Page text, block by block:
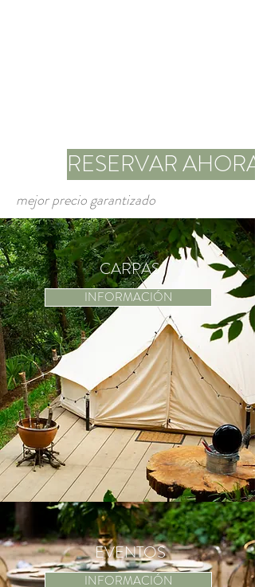
RESERVAR AHORA
mejor precio garantizado
CARPAS
INFORMACIÓN
EVENTOS
INFORMACIÓN